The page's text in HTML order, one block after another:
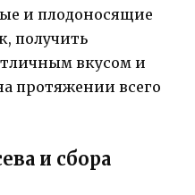
и плодоносящие
получить
вкусом и
протяжении всего
и сбора